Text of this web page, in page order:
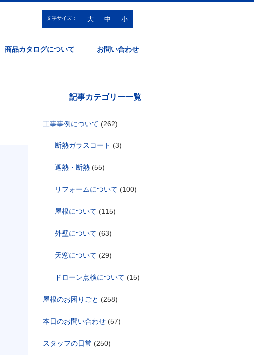
文字サイズ： 大 中 小
商品カタログについて お問い合わせ
記事カテゴリー一覧
工事事例について (262)
断熱ガラスコート (3)
遮熱・断熱 (55)
リフォームについて (100)
屋根について (115)
外壁について (63)
天窓について (29)
ドローン点検について (15)
屋根のお困りごと (258)
本日のお問い合わせ (57)
スタッフの日常 (250)